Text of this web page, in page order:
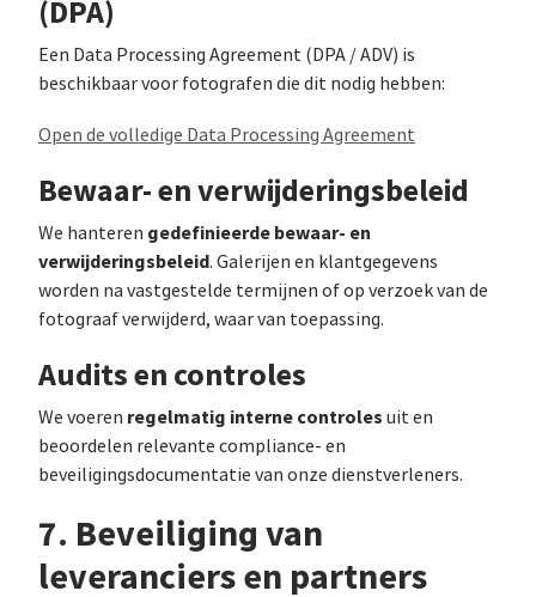
(DPA)
Een Data Processing Agreement (DPA / ADV) is
beschikbaar voor fotografen die dit nodig hebben:
Open de volledige Data Processing Agreement
Bewaar- en verwijderingsbeleid
We hanteren gedefinieerde bewaar- en
verwijderingsbeleid. Galerijen en klantgegevens
worden na vastgestelde termijnen of op verzoek van de
fotograaf verwijderd, waar van toepassing.
Audits en controles
We voeren regelmatig interne controles uit en
beoordelen relevante compliance- en
beveiligingsdocumentatie van onze dienstverleners.
7. Beveiliging van
leveranciers en partners